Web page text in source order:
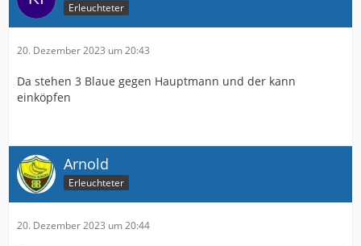
Erleuchteter
20. Dezember 2023 um 20:43
Da stehen 3 Blaue gegen Hauptmann und der kann
einköpfen
Arnold
Erleuchteter
20. Dezember 2023 um 20:44